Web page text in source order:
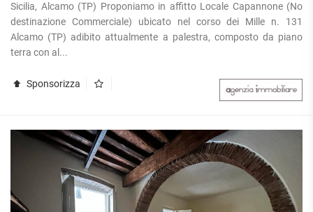
Sicilia, Alcamo (TP) Proponiamo in affitto Locale Capannone (No
destinazione Commerciale) ubicato nel corso dei Mille n. 131
Alcamo (TP) adibito attualmente a palestra, composto da piano
terra con al...
Sponsorizza